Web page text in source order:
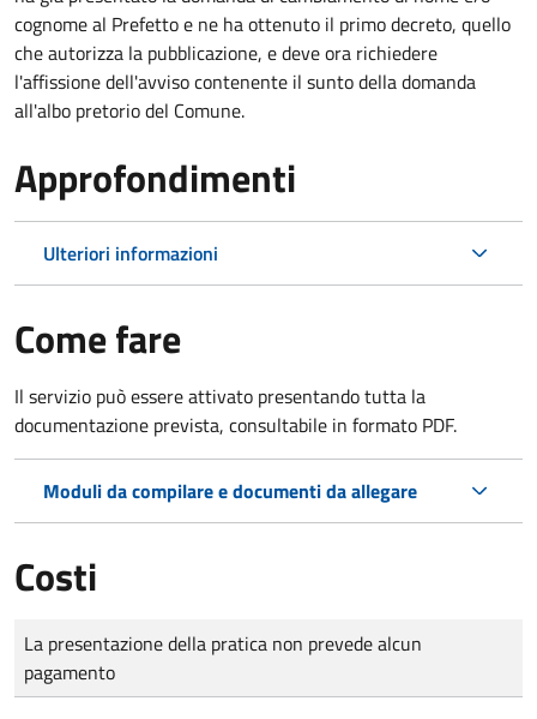
cognome al Prefetto e ne ha ottenuto il primo decreto, quello
che autorizza la pubblicazione, e deve ora richiedere
l'affissione dell'avviso contenente il sunto della domanda
all'albo pretorio del Comune.
Approfondimenti
Ulteriori informazioni
Come fare
Il servizio può essere attivato presentando tutta la
documentazione prevista, consultabile in formato PDF.
Moduli da compilare e documenti da allegare
Costi
Tipo di pagamento
Importo
La presentazione della pratica non prevede alcun
pagamento